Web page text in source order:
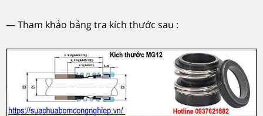
— Tham khảo bảng tra kích thước sau :